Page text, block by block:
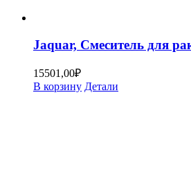
Jaquar, Смеситель для
15501,00₽
В корзину Детали